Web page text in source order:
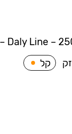
Daly Line –
קל